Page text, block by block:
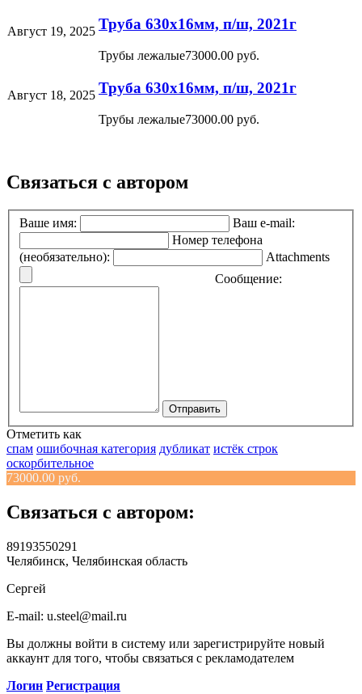
Август 19, 2025 Труба 630х16мм, п/ш, 2021г
Трубы лежалые73000.00 руб.
Август 18, 2025 Труба 630х16мм, п/ш, 2021г
Трубы лежалые73000.00 руб.
Связаться с автором
Ваше имя:
Ваш e-mail:
Номер телефона
(необязательно):
Attachments
Сообщение:
Отправить
Отметить как
спам ошибочная категория дубликат истёк строк
оскорбительное
73000.00 руб.
Связаться с автором:
89193550291
Челябинск, Челябинская область
Сергей
E-mail: u.steel@mail.ru
Вы должны войти в систему или зарегистрируйте новый
аккаунт для того, чтобы связаться с рекламодателем
Логин Регистрация